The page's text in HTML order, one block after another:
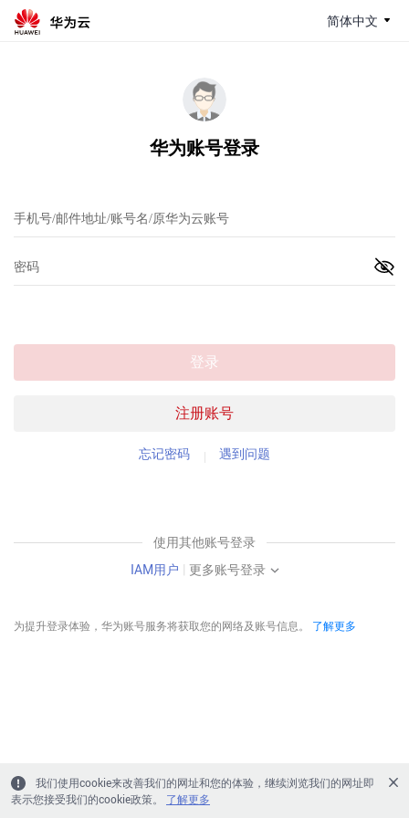
简体中文
华为账号登录
注册账号
登录
忘记密码 遇到问题
使用其他账号登录
IAM用户 | 更多账号登录
为提升登录体验，华为账号服务将获取您的网络及账号信息。 了解更多
我们使用cookie来改善我们的网址和您的体验，继续浏览我们的网址即
表示您接受我们的cookie政策。
了解更多